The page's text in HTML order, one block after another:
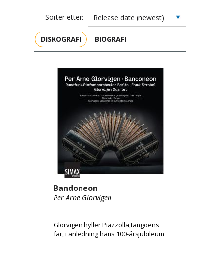
Sorter etter:
DISKOGRAFI BIOGRAFI
Bandoneon
Per Arne Glorvigen
Glorvigen hyller Piazzolla,tangoens
far, i anledning hans 100-årsjubileum